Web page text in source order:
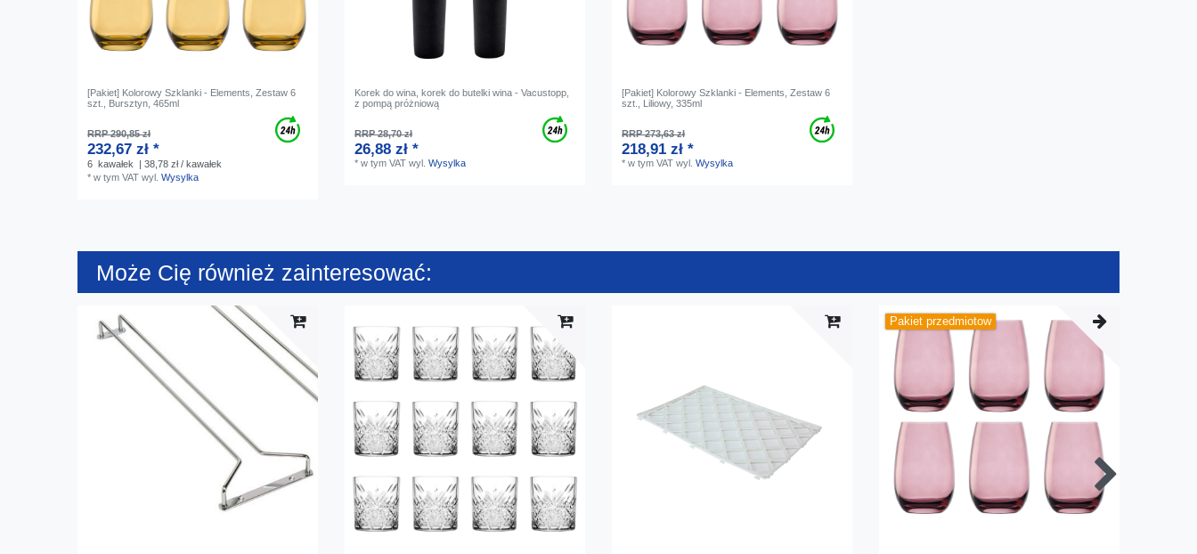
[Pakiet] Kolorowy Szklanki - Elements, Zestaw 6
szt., Bursztyn, 465ml
RRP 290,85 zł
232,67 zł *
6 kawałek
| 38,78 zł / kawałek
*w tym VAT wyl.Wysylka
Korek do wina, korek do butelki wina - Vacustopp,
z pompą próżniową
RRP 28,70 zł
26,88 zł *
*w tym VAT wyl.Wysylka
[Pakiet] Kolorowy Szklanki - Elements, Zestaw 6
szt., Liliowy, 335ml
RRP 273,63 zł
218,91 zł *
*w tym VAT wyl.Wysylka
Może Cię również zainteresować:
Pakiet przedmiotow